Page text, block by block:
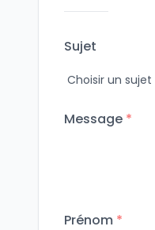
Sujet
Message *
Prénom *